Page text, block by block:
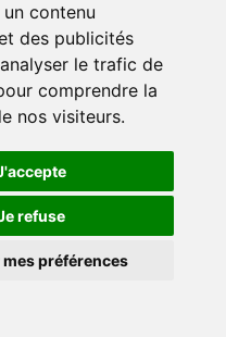
contenu
des publicités
le trafic de
comprendre la
nos visiteurs.
refuse
préférences